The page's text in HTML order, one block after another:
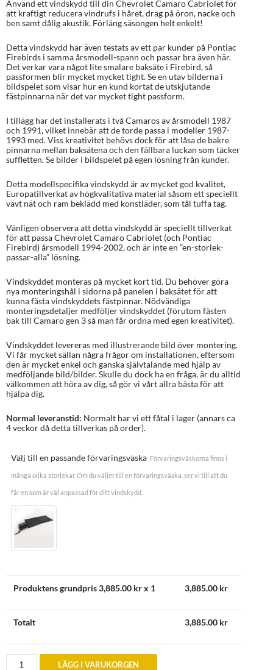
baserat på
kundrecens
ioner
Använd ett vindskydd till din Chevrolet Camaro Cabriolet för
att kraftigt reducera vindrufs i håret, drag på öron, nacke och
ben samt dålig akustik. Förläng säsongen helt enkelt!
Detta vindskydd har även testats av ett par kunder på Pontiac
Firebirds i samma årsmodell-spann och passar bra även här.
Det verkar vara något lite smalare baksäte i Firebird, så
passformen blir mycket mycket tight. Se en utav bilderna i
bildspelet som visar hur en kund kortat de utskjutande
fästpinnarna när det var mycket tight passform.
I tillägg har det installerats i två Camaros av årsmodell 1987
och 1991, vilket innebär att de torde passa i modeller 1987-
1993 med. Viss kreativitet behövs dock för att låsa de bakre
pinnarna mellan baksätena och den fällbara luckan som täcker
suffletten. Se bilder i bildspelet på egen lösning från kunder.
Detta modellspecifika vindskydd är av mycket god kvalitet,
Europatillverkat av högkvalitativa material såsom ett speciellt
vävt nät och ram beklädd med konstläder, som tål tuffa tag.
Vänligen observera att detta vindskydd är speciellt tillverkat
för att passa Chevrolet Camaro Cabriolet (och Pontiac
Firebird) årsmodell 1994-2002, och är inte en ”en-storlek-
passar-alla” lösning.
Vindskyddet monteras på mycket kort tid. Du behöver göra
nya monteringshål i sidorna på panelen i baksätet för att
kunna fästa vindskyddets fästpinnar. Nödvändiga
monteringsdetaljer medföljer vindskyddet (förutom fästen
bak till Camaro gen 3 så man får ordna med egen kreativitet).
Vindskyddet levereras med illustrerande bild över montering.
Vi får mycket sällan några frågor om installationen, eftersom
den är mycket enkel och ganska självtalande med hjälp av
medföljande bild/bilder. Skulle du dock ha en fråga, är du alltid
välkommen att höra av dig, så gör vi vårt allra bästa för att
hjälpa dig.
Normal leveranstid: Normalt har vi ett fåtal i lager (annars ca
4 veckor då detta tillverkas på order).
Välj till en passande förvaringsväska Förvaringsväskorna finns i
många olika storlekar. Om du väljer till en förvaringsväska, ser vi till att du
får en som är väl anpassad för ditt vindskydd.
Produktens grundpris3,885.00 kr x 1 3,885.00 kr
Totalt 3,885.00 kr
Vindskydd
LÄGG I VARUKORGEN